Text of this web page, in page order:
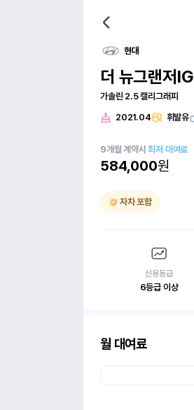
현대
더 뉴그랜저IG
가솔린 2.5 캘리그래피
2021.04 휘발유
9개월 계약시최저 대여료
584,000원
자차 포함
신용등급
6등급 이상
월 대여료